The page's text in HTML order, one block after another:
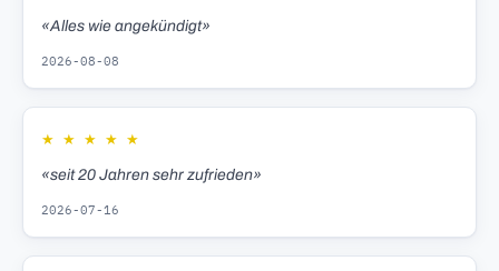
«Alles wie angekündigt»
2026-08-08
★ ★ ★ ★ ★
«seit 20 Jahren sehr zufrieden»
2026-07-16